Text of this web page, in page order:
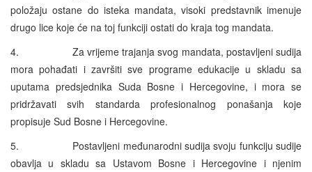
položaju ostane do isteka mandata, visoki predstavnik imenuje
drugo lice koje će na toj funkciji ostati do kraja tog mandata.
4. Za vrijeme trajanja svog mandata, postavljeni sudija
mora pohađati i završiti sve programe edukacije u skladu sa
uputama predsjednika Suda Bosne i Hercegovine, i mora se
pridržavati svih standarda profesionalnog ponašanja koje
propisuje Sud Bosne i Hercegovine.
5. Postavljeni međunarodni sudija svoju funkciju sudije
obavlja u skladu sa Ustavom Bosne i Hercegovine i njenim